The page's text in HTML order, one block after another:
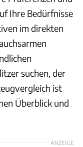
Ihre Bedürfnisse
im direkten
suchen, der
ist
Überblick und
ANZEIGE